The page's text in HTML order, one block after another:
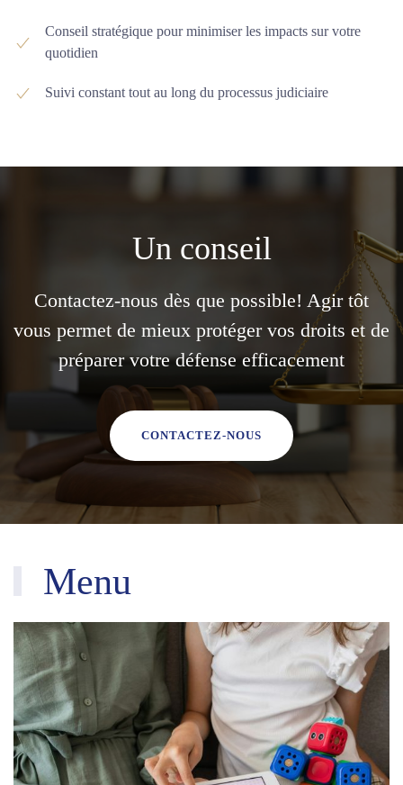
Conseil stratégique pour minimiser les impacts sur votre
quotidien
Suivi constant tout au long du processus judiciaire
Un conseil
Contactez-nous dès que possible! Agir tôt
vous permet de mieux protéger vos droits et de
préparer votre défense efficacement
CONTACTEZ-NOUS
Menu